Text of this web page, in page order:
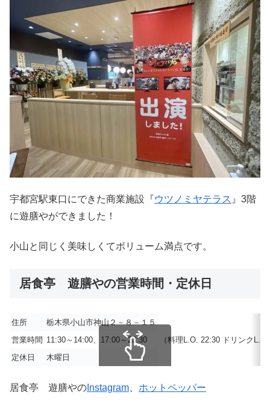
宇都宮駅東口にできた商業施設『ウツノミヤテラス 』3階
に遊膳やができました！
小山と同じく美味しくてボリューム満点です。
居食亭 遊膳やの営業時間・定休日
住所
栃木県小山市神山２－８－１５
営業時間 11:30～14:00、17:00～23:30
（料理L.O. 22:30 ドリンク
定休日
木曜日
居食亭 遊膳やの Instagram ホットペッパー